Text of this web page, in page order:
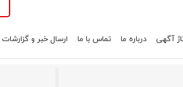
آگهی درباره ما تماس با ما ارسال خبر و گزارشات